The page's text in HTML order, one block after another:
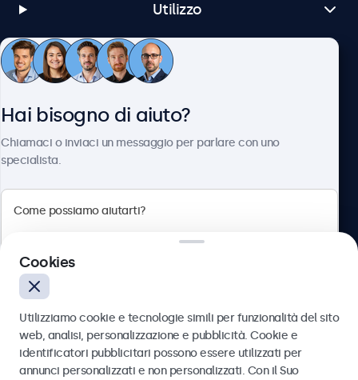
Utilizzo
Servizio Clienti
Italiano
Hai bisogno di aiuto?
Chiamaci o inviaci un messaggio per parlare con uno
specialista.
Inviare
Cookies
Utilizziamo cookie e tecnologie simili per funzionalità del sito
web, analisi, personalizzazione e pubblicità. Cookie e
identificatori pubblicitari possono essere utilizzati per
annunci personalizzati e non personalizzati. Con il Suo